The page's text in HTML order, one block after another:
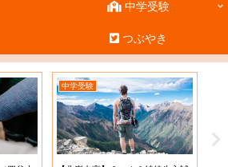
中学受験
つぶやき
中学受験